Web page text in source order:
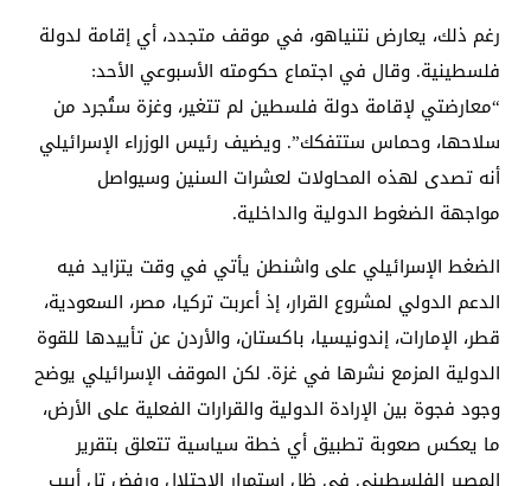
رغم ذلك، يعارض نتنياهو، في موقف متجدد، أي إقامة لدولة
فلسطينية. وقال في اجتماع حكومته الأسبوعي الأحد:
“معارضتي لإقامة دولة فلسطين لم تتغير، وغزة ستُجرد من
سلاحها، وحماس ستتفكك”. ويضيف رئيس الوزراء الإسرائيلي
أنه تصدى لهذه المحاولات لعشرات السنين وسيواصل
مواجهة الضغوط الدولية والداخلية.
الضغط الإسرائيلي على واشنطن يأتي في وقت يتزايد فيه
الدعم الدولي لمشروع القرار، إذ أعربت تركيا، مصر، السعودية،
قطر، الإمارات، إندونيسيا، باكستان، والأردن عن تأييدها للقوة
الدولية المزمع نشرها في غزة. لكن الموقف الإسرائيلي يوضح
وجود فجوة بين الإرادة الدولية والقرارات الفعلية على الأرض،
ما يعكس صعوبة تطبيق أي خطة سياسية تتعلق بتقرير